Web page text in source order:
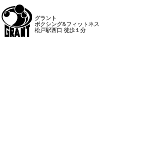
グラント
ボクシング&フィットネス
松戸駅西口 徒歩１分